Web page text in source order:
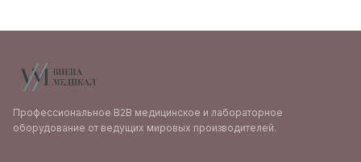
Профессиональное B2B медицинское и лабораторное
оборудование от ведущих мировых производителей.